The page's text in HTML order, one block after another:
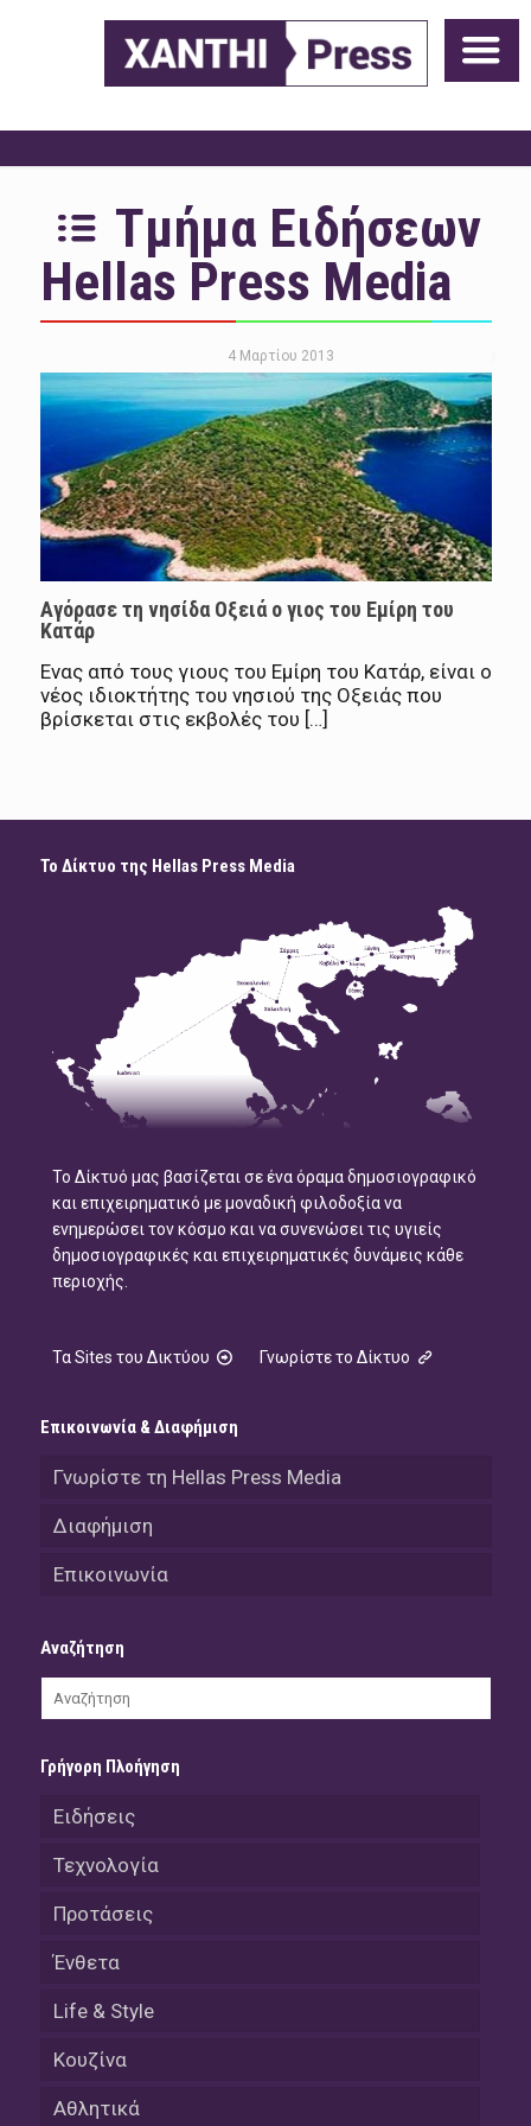
Τμήμα Ειδήσεων
Hellas Press Media
4 Μαρτίου 2013
Αγόρασε τη νησίδα Οξειά ο γιος του Εμίρη του
Κατάρ
Ενας από τους γιους του Εμίρη του Κατάρ, είναι ο
νέος ιδιοκτήτης του νησιού της Οξειάς που
βρίσκεται στις εκβολές του […]
Το Δίκτυο της Hellas Press Media
Το Δίκτυό μας βασίζεται σε ένα όραμα δημοσιογραφικό
και επιχειρηματικό με μοναδική φιλοδοξία να
ενημερώσει τον κόσμο και να συνενώσει τις υγιείς
δημοσιογραφικές και επιχειρηματικές δυνάμεις κάθε
περιοχής.
Τα Sites του Δικτύου Γνωρίστε το Δίκτυο
Επικοινωνία & Διαφήμιση
Γνωρίστε τη Hellas Press Media
Διαφήμιση
Επικοινωνία
Αναζήτηση
Γρήγορη Πλοήγηση
Ειδήσεις
Τεχνολογία
Προτάσεις
Ένθετα
Life & Style
Κουζίνα
Αθλητικά